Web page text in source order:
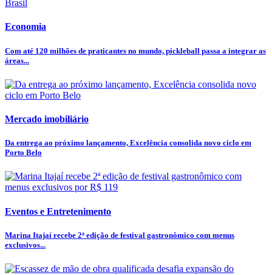
Economia
Com até 120 milhões de praticantes no mundo, pickleball passa a integrar as
áreas...
Mercado imobiliário
Da entrega ao próximo lançamento, Excelência consolida novo ciclo em
Porto Belo
Eventos e Entretenimento
Marina Itajaí recebe 2ª edição de festival gastronômico com menus
exclusivos...